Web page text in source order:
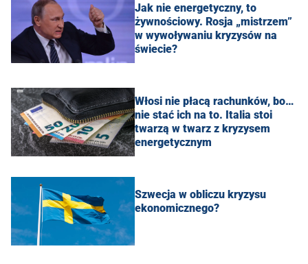
Jak nie energetyczny, to
żywnościowy. Rosja „mistrzem”
w wywoływaniu kryzysów na
świecie?
Włosi nie płacą rachunków, bo…
nie stać ich na to. Italia stoi
twarzą w twarz z kryzysem
energetycznym
Szwecja w obliczu kryzysu
ekonomicznego?